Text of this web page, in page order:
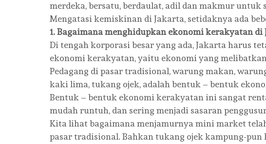
merdeka, bersatu, berdaulat, adil dan makmur untuk
Mengatasi kemiskinan di Jakarta, setidaknya ada
1. Bagaimana menghidupkan ekonomi kerakyatan di
Di tengah korporasi besar yang ada, Jakarta harus
ekonomi kerakyatan, yaitu ekonomi yang
Pedagang di pasar tradisional, warung makan,
kaki lima, tukang ojek, adalah bentuk – bentuk
Bentuk – bentuk ekonomi kerakyatan ini sangat
mudah runtuh, dan sering menjadi sasaran
Kita lihat bagaimana menjamurnya mini market
pasar tradisional. Bahkan tukang ojek kampung-